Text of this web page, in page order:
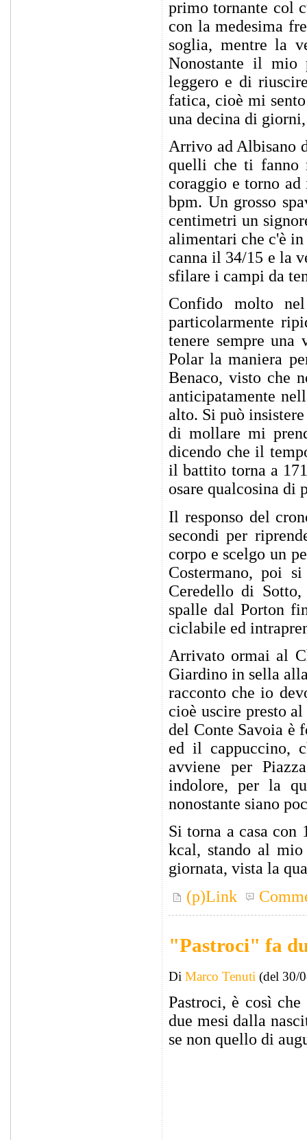
primo tornante col
con la medesima
soglia, mentre la
Nonostante il mio
leggero e di
fatica, cioè mi
una decina di
Arrivo ad Albisano
quelli che ti fanno
coraggio e torno
bpm. Un grosso
centimetri un
alimentari che c'è
canna il 34/15 e la
sfilare i campi da
Confido molto
particolarmente
tenere sempre
Polar la maniera
Benaco, visto che
anticipatamente
alto. Si può
di mollare mi
dicendo che il
il battito torna a
osare qualcosina di
Il responso del
secondi per
corpo e scelgo un
Costermano, poi
Ceredello di
spalle dal Porton
ciclabile ed
Arrivato ormai al
Giardino in sella
racconto che io
cioè uscire presto
del Conte Savoia è
ed il cappuccino,
avviene per
indolore, per la
nonostante siano
Si torna a casa
kcal, stando al
giornata, vista la
(p)Link
"Pastroci" fa
Di Marco Tenuti (del 30/
Pastroci, è così
due mesi dalla
se non quello di